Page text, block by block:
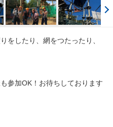
をしたり、網をつたったり、
参加OK！お待ちしております